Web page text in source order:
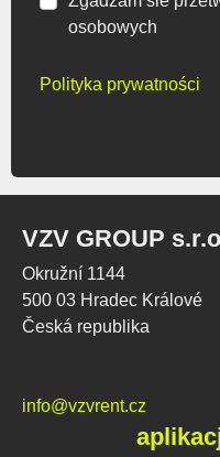
osobowych
Polityka prywatności
VZV GROUP
Okružní 1144
500 03 Hradec Králové
Česká republika
info@vzvrent.cz